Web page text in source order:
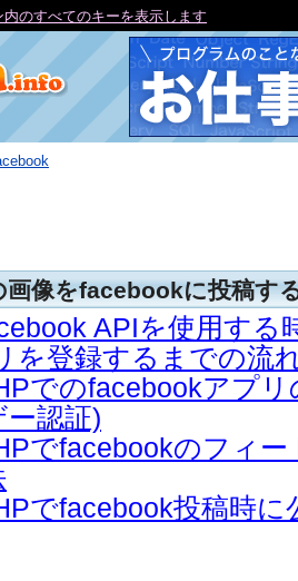
画像をfacebookに投稿す
APIを使用する
を登録するまでの流
でのfacebookアプ
ー認証)
でfacebookのフィ
でfacebook投稿時に
のすべてのキーを表示します